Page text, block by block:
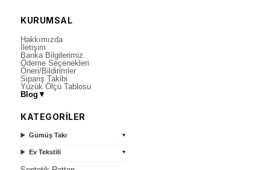
KURUMSAL
Hakkımızda
İletişim
Banka Bilgilerimiz
Ödeme Seçenekleri
Öneri/Bildirimler
Sipariş Takibi
Yüzük Ölçü Tablosu
Blog ▼
KATEGORİLER
Gümüş Takı ▼
Ev Tekstili ▼